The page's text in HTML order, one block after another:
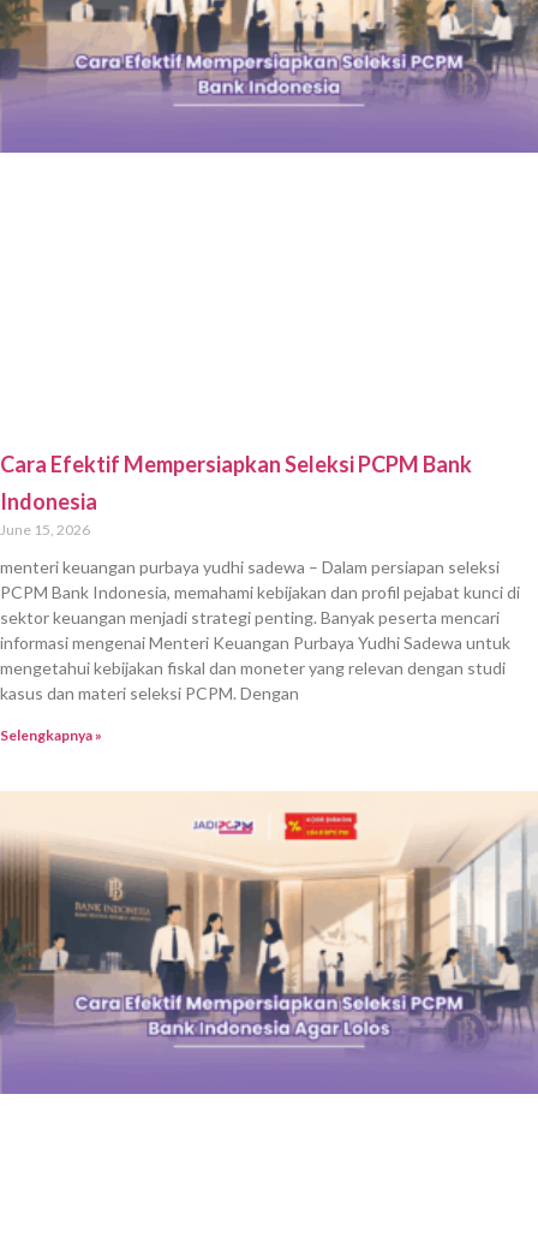
« 1 2 3 4 5 6 7 8 9 10 »
menaklukkan seleksi PCPM BI 2026.
Menu
Beranda
Paket Premium
Testimoni
Bimbingan PCPM
Try Out CAT
Latihan Soal
Video Pembahasan
Bantuan
FAQ
Kontak Kami
Privacy Policy
Terms & Conditions
Temukan Kami
TikTok
Instagram
Akses Bimbel